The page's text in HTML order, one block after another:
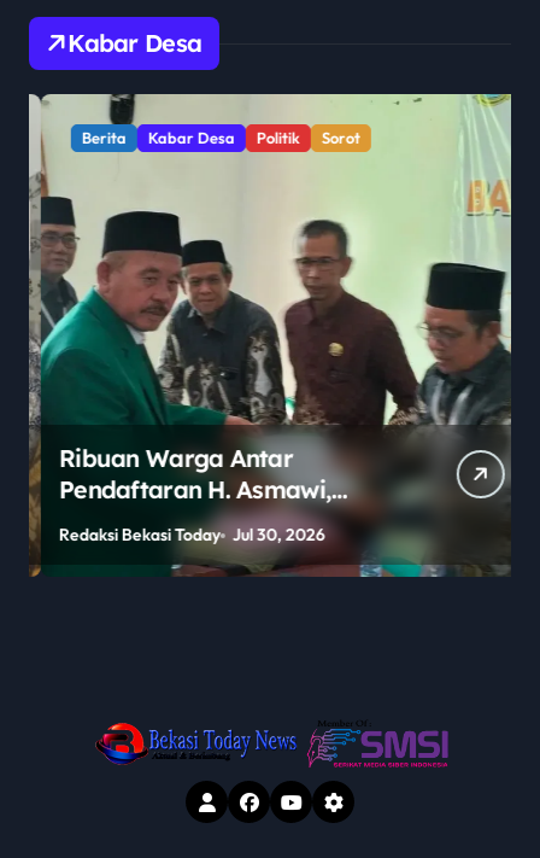
Kabar Desa
Berita Kabar Desa Politik Sorot
Ribuan Warga Antar
Pendaftaran H. Asmawi,
Dukungan Menggema:
“Lanjutkan!”
Redaksi Bekasi Today Jul 30, 2026